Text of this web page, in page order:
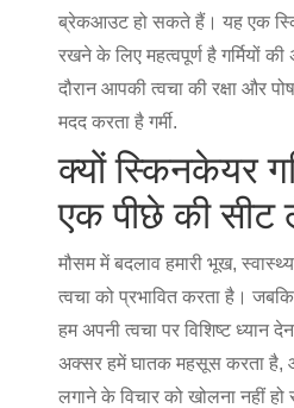
ब्रेकआउट हो सकते हैं। यह एक
रखने के लिए महत्वपूर्ण है गर्मियों की
दौरान आपकी त्वचा की रक्षा और
मदद करता है गर्मी.
क्यों स्किनकेयर
एक पीछे की सीट
मौसम में बदलाव हमारी भूख,
त्वचा को प्रभावित करता है।
हम अपनी त्वचा पर विशिष्ट ध्यान
अक्सर हमें घातक महसूस करता है,
लगाने के विचार को खोलना नहीं